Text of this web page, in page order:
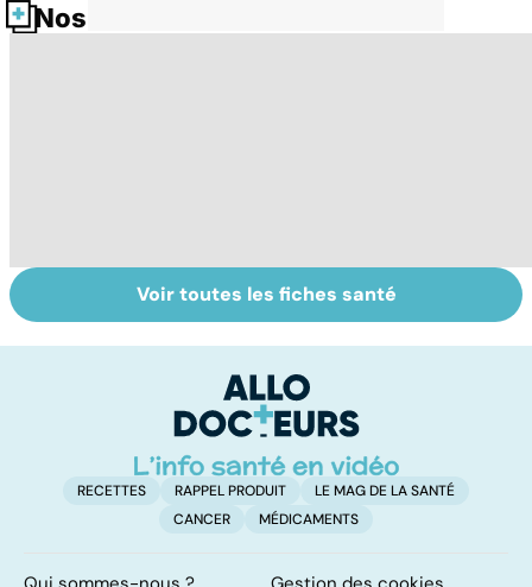
Nos fiches santé
polyarthrite... :
Des solutions
pour améliorer sa
Voir toutes les fiches santé
RECETTES RAPPEL PRODUIT
LE MAG DE LA SANTÉ
CANCER
MÉDICAMENTS